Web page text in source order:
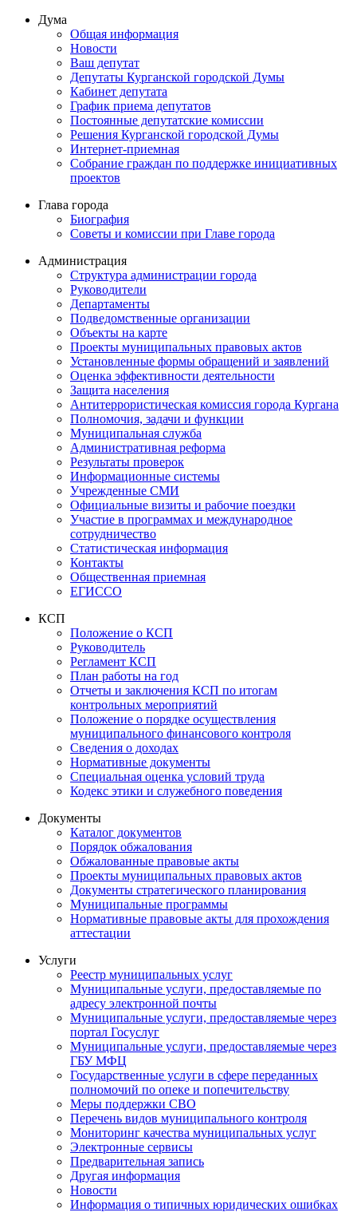
Дума
Общая информация
Новости
Ваш депутат
Депутаты Курганской городской Думы
Кабинет депутата
График приема депутатов
Постоянные депутатские комиссии
Решения Курганской городской Думы
Интернет-приемная
Собрание граждан по поддержке инициативных
проектов
Глава города
Биография
Советы и комиссии при Главе города
Администрация
Структура администрации города
Руководители
Департаменты
Подведомственные организации
Объекты на карте
Проекты муниципальных правовых актов
Установленные формы обращений и заявлений
Оценка эффективности деятельности
Защита населения
Антитеррористическая комиссия города Кургана
Полномочия, задачи и функции
Муниципальная служба
Административная реформа
Результаты проверок
Информационные системы
Учрежденные СМИ
Официальные визиты и рабочие поездки
Участие в программах и международное
сотрудничество
Статистическая информация
Контакты
Общественная приемная
ЕГИССО
КСП
Положение о КСП
Руководитель
Регламент КСП
План работы на год
Отчеты и заключения КСП по итогам
контрольных мероприятий
Положение о порядке осуществления
муниципального финансового контроля
Сведения о доходах
Нормативные документы
Специальная оценка условий труда
Кодекс этики и служебного поведения
Документы
Каталог документов
Порядок обжалования
Обжалованные правовые акты
Проекты муниципальных правовых актов
Документы стратегического планирования
Муниципальные программы
Нормативные правовые акты для прохождения
аттестации
Услуги
Реестр муниципальных услуг
Муниципальные услуги, предоставляемые по
адресу электронной почты
Муниципальные услуги, предоставляемые через
портал Госуслуг
Муниципальные услуги, предоставляемые через
ГБУ МФЦ
Государственные услуги в сфере переданных
полномочий по опеке и попечительству
Меры поддержки СВО
Перечень видов муниципального контроля
Мониторинг качества муниципальных услуг
Электронные сервисы
Предварительная запись
Другая информация
Новости
Информация о типичных юридических ошибках